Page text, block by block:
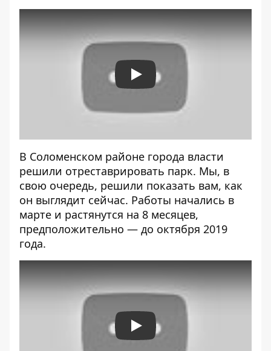
Play
В Соломенском районе города власти
решили отреставрировать парк. Мы, в
свою очередь, решили показать вам, как
он выглядит сейчас. Работы начались в
марте и растянутся на 8 месяцев,
предположительно — до октября 2019
года.
Play